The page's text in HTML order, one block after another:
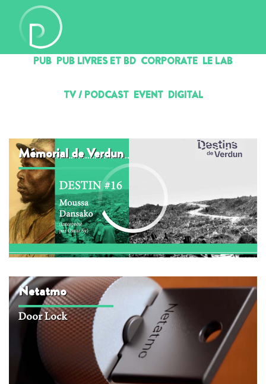
PUB PUB LIVRES ET BD CORPORATE LE LAB
TV / PODCAST EVENT DIGITAL
Mémorial de Verdun
Netatmo
Door Lock